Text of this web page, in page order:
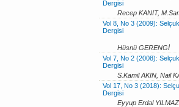
Dergisi
Recep KANIT,
Vol 8, No 3 (2009):
Dergisi
Hüsnü GERENGİ
Vol 7, No 2 (2008):
Dergisi
S.Kamil AKIN, Nail
Vol 17, No 3 (2018):
Dergisi
Eyyup Erdal